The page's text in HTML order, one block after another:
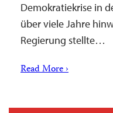
Demokratiekrise in
über viele Jahre
Regierung stellte…
Read More ›